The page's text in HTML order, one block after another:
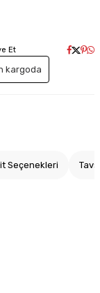
Et
kargoda
Seçenekleri